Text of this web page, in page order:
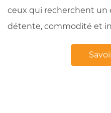
ceux qui recherchent un
détente, commodité et